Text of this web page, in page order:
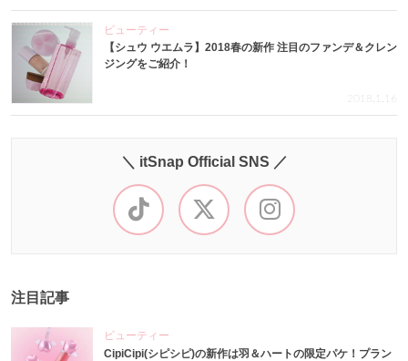
ビューティー
【シュウ ウエムラ】2018春の新作 注目のファンデ＆クレン
ジングをご紹介！
2018.1.16
＼ itSnap Official SNS ／
注目記事
ビューティー
CipiCipi(シピシピ)の新作は羽＆ハートの限定パケ！プラン